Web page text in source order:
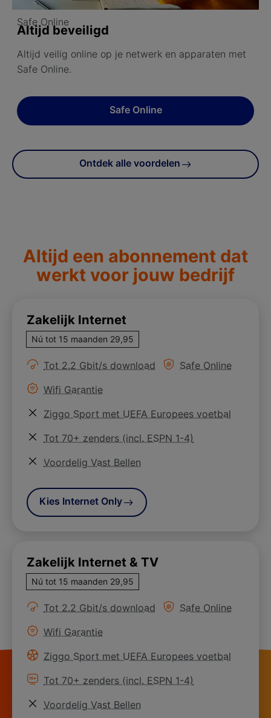
Safe Online
Altijd beveiligd
Altijd veilig online op je netwerk en apparaten met
Safe Online.
Safe Online
Ontdek alle voordelen
Altijd een abonnement dat
werkt voor jouw bedrijf
Zakelijk Internet
Nú tot 15 maanden 29,95
Meer informatie over
Tot 2.2 Gbit/s download Meer informatie
Safe Online
Meer informatie over
Wifi Garantie
Meer informatie over
Ziggo Sport met UEFA Europees voetbal
Meer informatie over
Tot 70+ zenders (incl. ESPN 1-4)
Meer informatie over
Voordelig Vast Bellen
Kies Internet Only
Zakelijk Internet & TV
Nú tot 15 maanden 29,95
Meer informatie over
Tot 2.2 Gbit/s download Meer informatie
Safe Online
Meer informatie over
Wifi Garantie
Meer informatie over
Ziggo Sport met UEFA Europees voetbal
Meer informatie over
Tot 70+ zenders (incl. ESPN 1-4)
Meer informatie over
Voordelig Vast Bellen